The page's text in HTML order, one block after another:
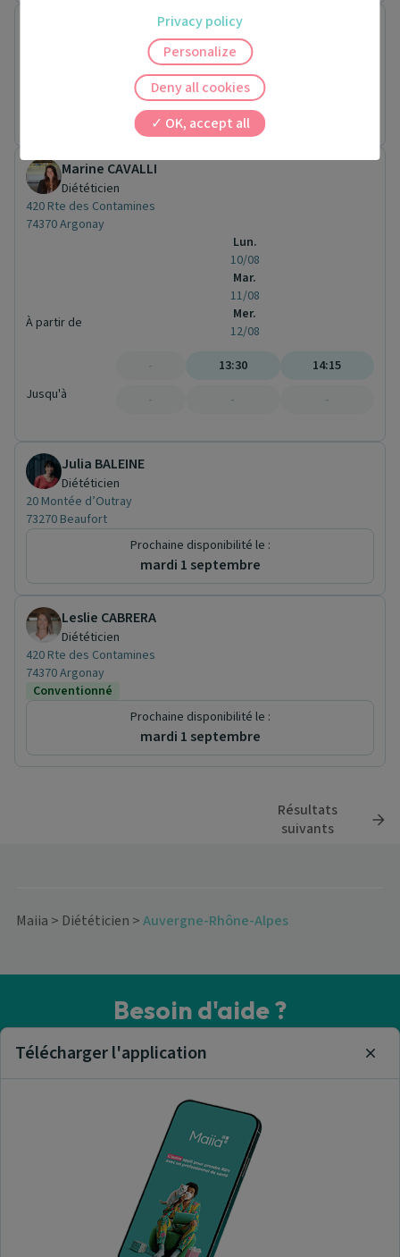
Tian Shing CROISSANT
Pas de rendez-vous en ligne pour ce praticien.
Marine CAVALLI
Diététicien
420 Rte des Contamines
74370 Argonay
À partir de
Jusqu'à
Lun.
10/08
Mar.
11/08
Mer.
12/08
-
-
13:30
-
14:15
-
Julia BALEINE
Diététicien
20 Montée d’Outray
73270 Beaufort
Prochaine disponibilité le :
mardi 1 septembre
Leslie CABRERA
Diététicien
420 Rte des Contamines
74370 Argonay
Conventionné
Prochaine disponibilité le :
mardi 1 septembre
Résultats
suivants
Maiia > Diététicien >Auvergne-Rhône-Alpes
Besoin d'aide ?
Visitez notre centre de support ou contactez-nous !
Trouver un diététicien
A propos de nous
Télécharger l'application
OK, accept all
Deny all cookies
Personalize
Privacy policy